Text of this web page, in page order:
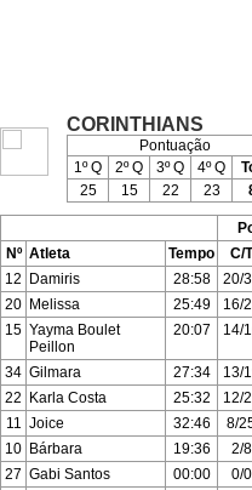
CORINTHIANS
Pontuação
1º Q
2º Q 3º Q 4º Q
25
15 22 23
Nº Atleta Tempo C/T
12
Damiris 28:58 20/
20 Melissa 25:49 16/
15 Yayma Boulet
Peillon
20:07 14/
34 Gilmara 27:34 13/
22
Karla Costa 25:32 12/
11 Joice 32:46 8/
10 Bárbara 19:36 2/8
27 Gabi Santos 00:00 0/0